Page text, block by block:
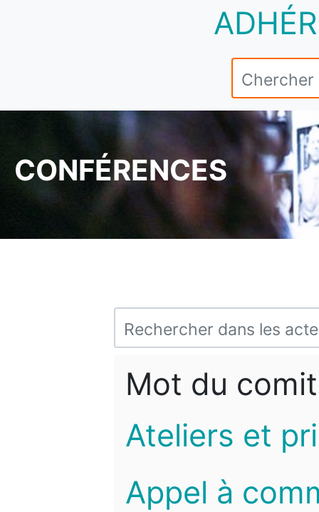
CONFÉRENCES
Mot du
Ateliers et
Appel à